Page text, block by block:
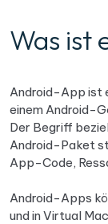
Was ist
Android-App ist
einem Android-
Der Begriff
Android-Paket
App-Code,
Android-Apps
und in Virtual